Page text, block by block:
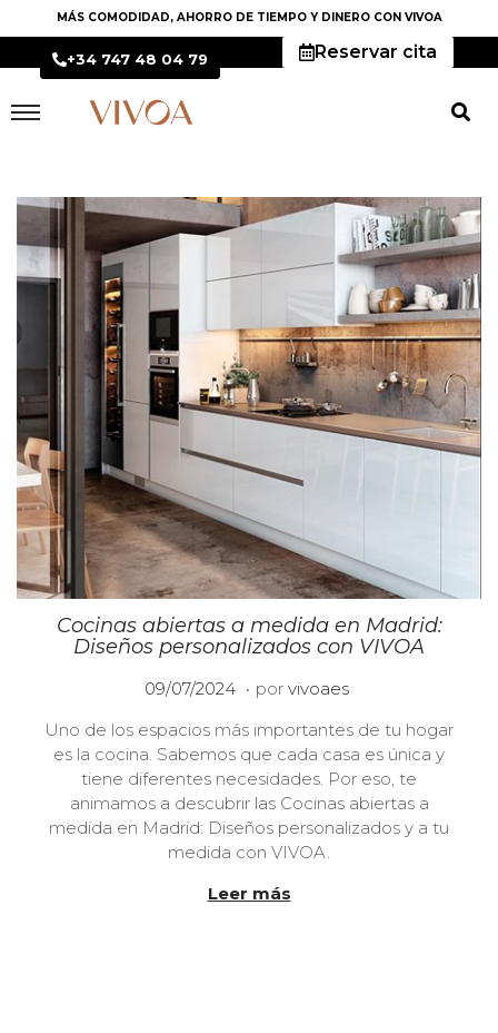
MÁS COMODIDAD, AHORRO DE TIEMPO Y DINERO CON VIVOA
+34 747 48 04 79 Reservar cita
Cocinas abiertas a medida en Madrid:
Diseños personalizados con VIVOA
P
b
l
i
c
a
09/07/2024 2
/
1
0
/
2
0
4
. por vivoaes
Uno de los espacios más importantes de tu hogar
es la cocina. Sabemos que cada casa es única y
tiene diferentes necesidades. Por eso, te
animamos a descubrir las Cocinas abiertas a
medida en Madrid: Diseños personalizados y a tu
medida con VIVOA.
Leer más